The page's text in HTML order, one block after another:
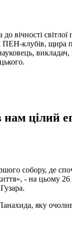
вічності
клубів, щира
викладач,
цілий
собору, де
- на цьому
яку